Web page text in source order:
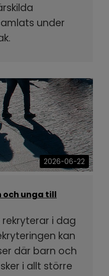
under
2026-06-22
och unga till
i dag
kan
där barn och
i allt större